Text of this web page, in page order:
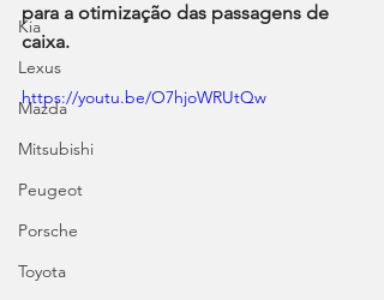
Kia
Lexus
Mazda
Mitsubishi
Peugeot
Porsche
Toyota
para a otimização das passagens de
caixa.
https://youtu.be/O7hjoWRUtQw